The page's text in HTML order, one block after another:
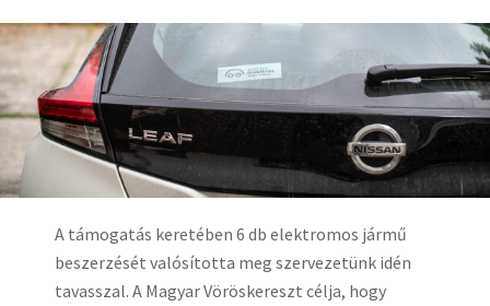
A támogatás keretében 6 db elektromos jármű
beszerzését valósította meg szervezetünk idén
tavasszal. A Magyar Vöröskereszt célja, hogy